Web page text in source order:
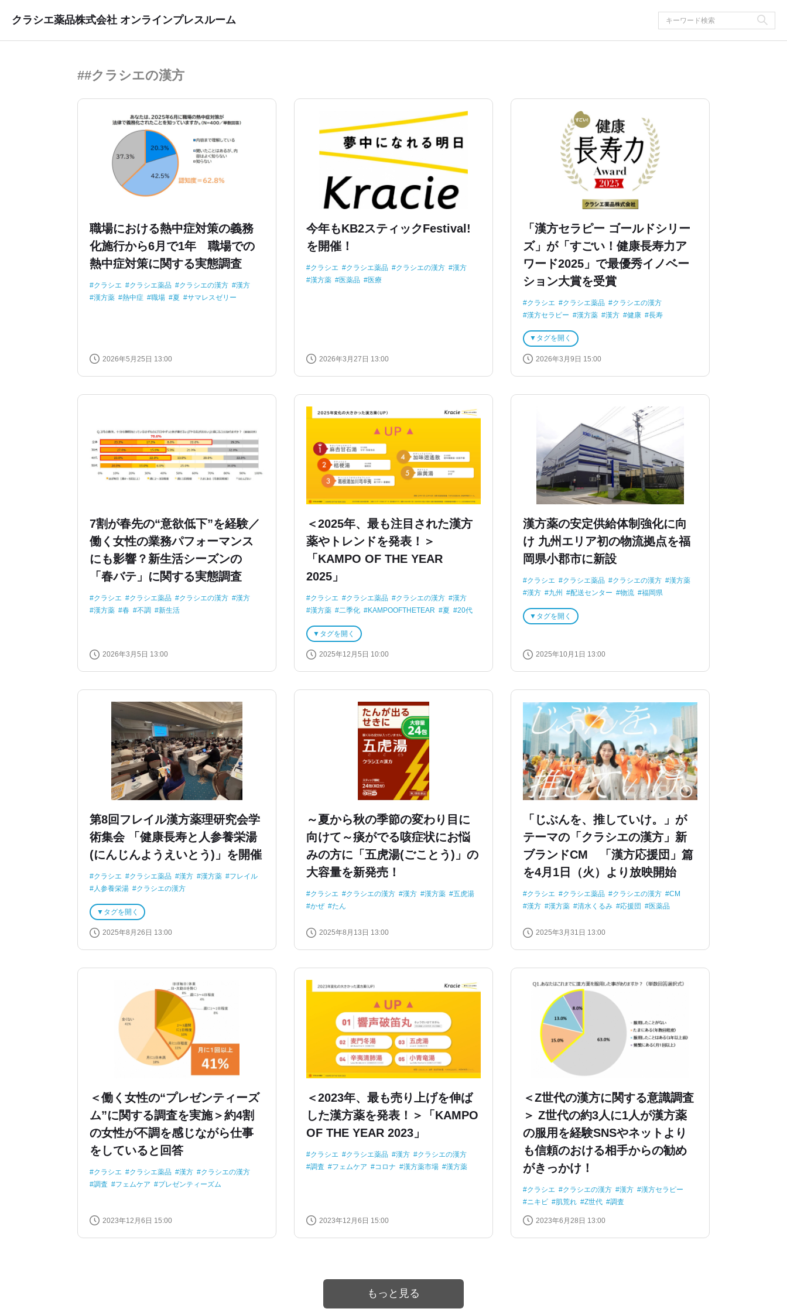
クラシエ薬品株式会社 オンラインプレスルーム
##クラシエの漢方
職場における熱中症対策の義務
化施行から6月で1年 職場での
熱中症対策に関する実態調査
クラシエ クラシエ薬品 クラシエの漢方
漢方
漢方薬
熱中症 職場 夏 サマレスゼリー
2026年5月25日 13:00
今年もKB2スティックFestival!
を開催！
クラシエ クラシエ薬品 クラシエの漢方
漢方
漢方薬
医薬品 医療
2026年3月27日 13:00
「漢方セラピー ゴールドシリー
ズ」が「すごい！健康長寿力ア
ワード2025」で最優秀イノベー
ション大賞を受賞
クラシエ クラシエ薬品
クラシエの漢方
漢方セラピー
漢方薬 漢方 健康
長寿
タグを開く
2026年3月9日 15:00
7割が春先の“意欲低下”を経験／
働く女性の業務パフォーマンス
にも影響？新生活シーズンの
「春バテ」に関する実態調査
クラシエ クラシエ薬品 クラシエの漢方
漢方
漢方薬
春 不調 新生活
2026年3月5日 13:00
＜2025年、最も注目された漢方
薬やトレンドを発表！＞
「KAMPO OF THE YEAR
2025」
クラシエ クラシエ薬品 クラシエの漢方
漢方
漢方薬
二季化 KAMPOOFTHETEAR 夏
20代
タグを開く
2025年12月5日 10:00
漢方薬の安定供給体制強化に向
け 九州エリア初の物流拠点を福
岡県小郡市に新設
クラシエ クラシエ薬品 クラシエの漢方
漢方薬
漢方
九州 配送センター 物流
福岡県
タグを開く
2025年10月1日 13:00
第8回フレイル漢方薬理研究会学
術集会 「健康長寿と人参養栄湯
(にんじんようえいとう)」を開催
クラシエ クラシエ薬品 漢方 漢方薬
フレイル
人参養栄湯
クラシエの漢方
タグを開く
2025年8月26日 13:00
～夏から秋の季節の変わり目に
向けて～痰がでる咳症状にお悩
みの方に「五虎湯(ごことう)」の
大容量を新発売！
クラシエ クラシエの漢方 漢方 漢方薬
五虎湯
かぜ
たん
2025年8月13日 13:00
「じぶんを、推していけ。」が
テーマの「クラシエの漢方」新
ブランドCM 「漢方応援団」篇
を4月1日（火）より放映開始
クラシエ クラシエ薬品 クラシエの漢方
CM
漢方
漢方薬 清水くるみ 応援団 医薬品
2025年3月31日 13:00
＜働く女性の“プレゼンティーズ
ム”に関する調査を実施＞約4割
の女性が不調を感じながら仕事
をしていると回答
クラシエ クラシエ薬品 漢方
クラシエの漢方
調査
フェムケア プレゼンティーズム
2023年12月6日 15:00
＜2023年、最も売り上げを伸ば
した漢方薬を発表！＞「KAMPO
OF THE YEAR 2023」
クラシエ クラシエ薬品 漢方
クラシエの漢方
調査
フェムケア コロナ 漢方薬市場 漢方薬
2023年12月6日 15:00
＜Z世代の漢方に関する意識調査
＞ Z世代の約3人に1人が漢方薬
の服用を経験SNSやネットより
も信頼のおける相手からの勧め
がきっかけ！
クラシエ クラシエの漢方 漢方
漢方セラピー
ニキビ
肌荒れ Z世代 調査
2023年6月28日 13:00
もっと見る